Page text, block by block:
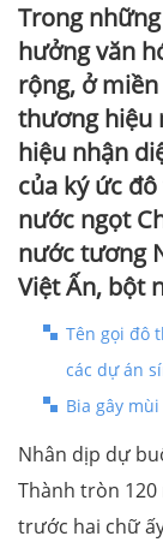
Trong
hưởng văn
rộng, ở
thương hiệu
hiệu nhận
của ký ức
nước ngọt
nước tương
Việt Ấn, bột
Tên gọi đô
các dự án
Bia gây
Nhân dịp dự
Thành tròn
trước hai chữ